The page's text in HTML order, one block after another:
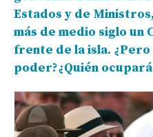
Estados y de
más de medio siglo un
frente de la isla.
poder?¿Quién